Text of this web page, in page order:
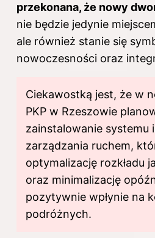
przekonana, że nowy
nie będzie jedynie
ale również stanie się
nowoczesności oraz
Ciekawostką jest, że w
PKP w Rzeszowie
zainstalowanie systemu
zarządzania ruchem,
optymalizację rozkładu
oraz minimalizację
pozytywnie wpłynie na
podróżnych.